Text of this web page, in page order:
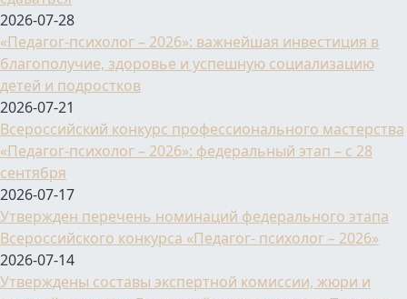
2026-07-28
«Педагог-психолог – 2026»: важнейшая инвестиция в
благополучие, здоровье и успешную социализацию
детей и подростков
2026-07-21
Всероссийский конкурс профессионального мастерства
«Педагог-психолог – 2026»: федеральный этап – с 28
сентября
2026-07-17
Утвержден перечень номинаций федерального этапа
Всероссийского конкурса «Педагог- психолог – 2026»
2026-07-14
Утверждены составы экспертной комиссии, жюри и